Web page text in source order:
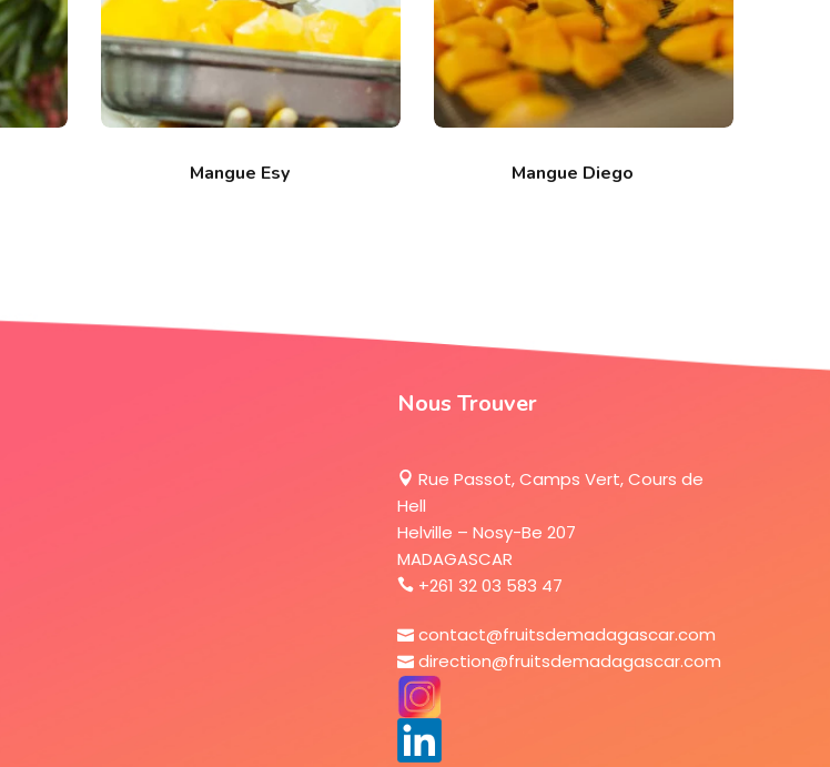
Mangue Esy Mangue Diego
Nous Trouver
Rue Passot, Camps Vert, Cours de
Hell
Helville – Nosy-Be 207
MADAGASCAR
+261 32 03 583 47
contact@fruitsdemadagascar.com
direction@fruitsdemadagascar.com